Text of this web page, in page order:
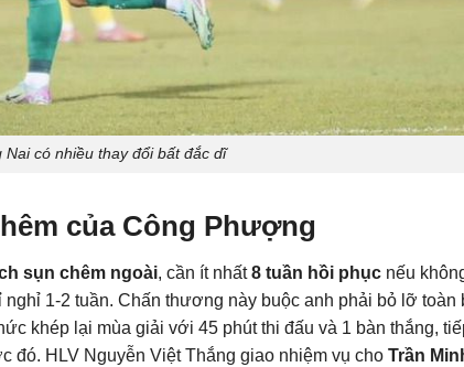
có nhiều thay đổi bất đắc dĩ
của Công Phượng
sụn chêm ngoài, cần ít nhất8 tuần hồi phục nếu
1-2 tuần. Chấn thương này buộc anh phải bỏ lỡ toàn
khép lại mùa giải với 45 phút thi đấu và 1 bàn thắng,
đó. HLV Nguyễn Việt Thắng giao nhiệm vụ cho Trần